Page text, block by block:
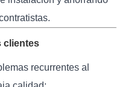
clientes
recurrentes al